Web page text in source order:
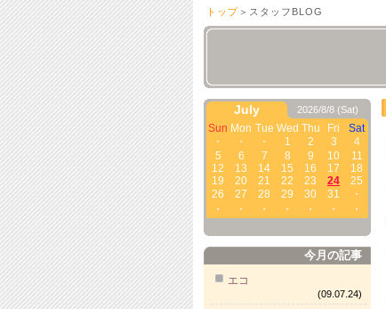
トップ ＞スタッフBLOG
July 2026/8/8 (Sat)
Sun Mon Tue Wed Thu Fri
Sat
・
・ ・ 1 2 3
4
5
6 7 8 9 10
11
12
13 14 15 16 17
18
19
20 21 22 23 24
25
26
27 28 29 30 31
・
・
・ ・ ・ ・ ・ ・
今月の記事
エコ
(09.07.24)